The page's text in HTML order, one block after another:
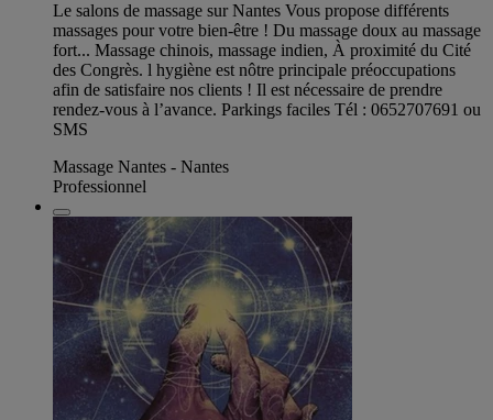
Le salons de massage sur Nantes Vous propose différents
massages pour votre bien-être ! Du massage doux au massage
fort... Massage chinois, massage indien, À proximité du Cité
des Congrès. l hygiène est nôtre principale préoccupations
afin de satisfaire nos clients ! Il est nécessaire de prendre
rendez-vous à l’avance. Parkings faciles Tél : 0652707691 ou
SMS
Massage Nantes - Nantes
Professionnel